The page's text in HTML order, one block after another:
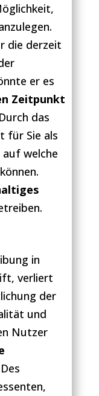
die derzeit
er es
Zeitpunkt
das
für Sie als
auf welche
in
verliert
der
und
Nutzer